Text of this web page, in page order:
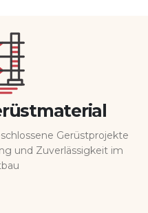
Gerüstprojekte
und Zuverlässigkeit im